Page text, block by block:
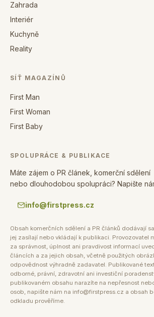
Zahrada
Interiér
Kuchyně
Reality
SÍŤ MAGAZÍNŮ
First Man
First Woman
First Baby
SPOLUPRÁCE & PUBLIKACE
Máte zájem o PR článek, komerční sdělení
nebo dlouhodobou spolupráci? Napište
info@firstpress.cz
Obsah komerčních sdělení a PR článků dodávají
jej zasílají nebo vkládají k publikaci. Provozovatel
za správnost, úplnost ani pravdivost informací
článcích a za jejich obsah, včetně použitých
odpovědnost výhradně zadavatel. Publikované
odborné, právní, zdravotní ani investiční
publikovaném obsahu narazíte na nepřesnost
osob, napište nám na info@firstpress.cz a obsah
odkladu prověříme.